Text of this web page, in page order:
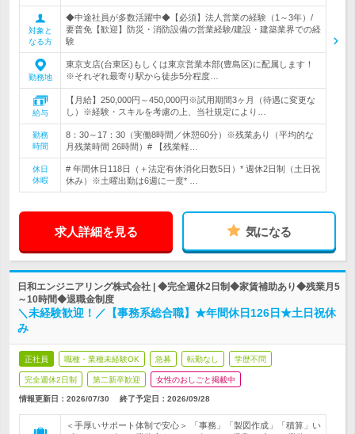
対象と
なる方
◆中途社員が多数活躍中◆【必須】法人営業の経験（1～3年）/
要普免【歓迎】防災・消防設備の営業経験/建設・建築業界での経
験
勤務地
東京支店(台東区)もしくは東京営業本部(豊島区)に配属します！
※それぞれ最寄り駅から徒歩5分程度…
給与
【月給】250,000円～450,000円※試用期間3ヶ月（待遇に変更な
し）※経験・スキルを考慮の上、当社規定により…
勤務
時間
8：30～17：30（実働8時間／休憩60分）※残業あり（平均的な
月残業時間 26時間）# 【残業軽…
休日
休暇
# 年間休日118日（＋法定有休消化日数5日）* 週休2日制（土日祝
休み）※土曜出勤は6週に一度* …
求人詳細を見る 気になる
日和エンジニアリング株式会社 | ◆完全週休2日制◆家賃補助あり◆残業月5
～10時間◆退職金制度
＼未経験歓迎！／【事務系総合職】★年間休日126日★土日祝休
み
正社員 職種・業種未経験OK 急募 転勤なし 学歴不問
完全週休2日制 第二新卒歓迎 女性のおしごと掲載中
情報更新日：2026/07/30 終了予定日： 2026/09/28
＜手厚いサポート体制で安心＞ 「事務」「製図作成」「積算」い